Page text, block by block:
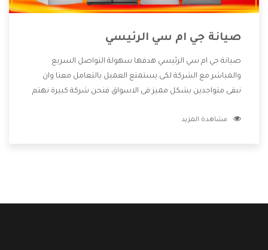
صيانة جي ام سي الرئيسي
صيانة جي ام سي الرئيسي هدفها سهولة التواصل السريع
والمباشر مع الشركة لكى يستمتع العميل بالتعامل معنا وان
نبقى متواجدين بشكل مميز فى الاسواق فنحن شركة كبيرة نهتم
الشركة بها والتى تكون منها خدمة الصيانة التى تكون من أهم
مشاهدة المزيد